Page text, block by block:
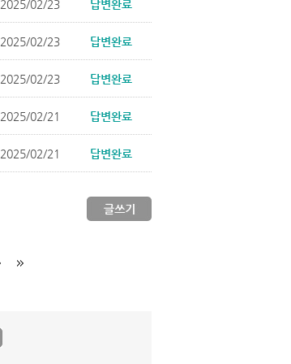
2025/02/23 답변완료
2025/02/23 답변완료
2025/02/23 답변완료
2025/02/21 답변완료
2025/02/21 답변완료